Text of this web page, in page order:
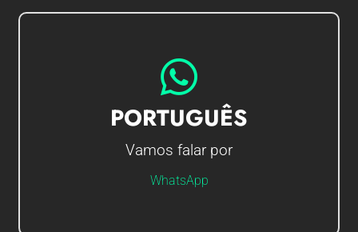
PORTUGUÊS
Vamos falar por
WhatsApp
Olá sou Gerson, em que posso ajudá-lo?
IR AO CHAT